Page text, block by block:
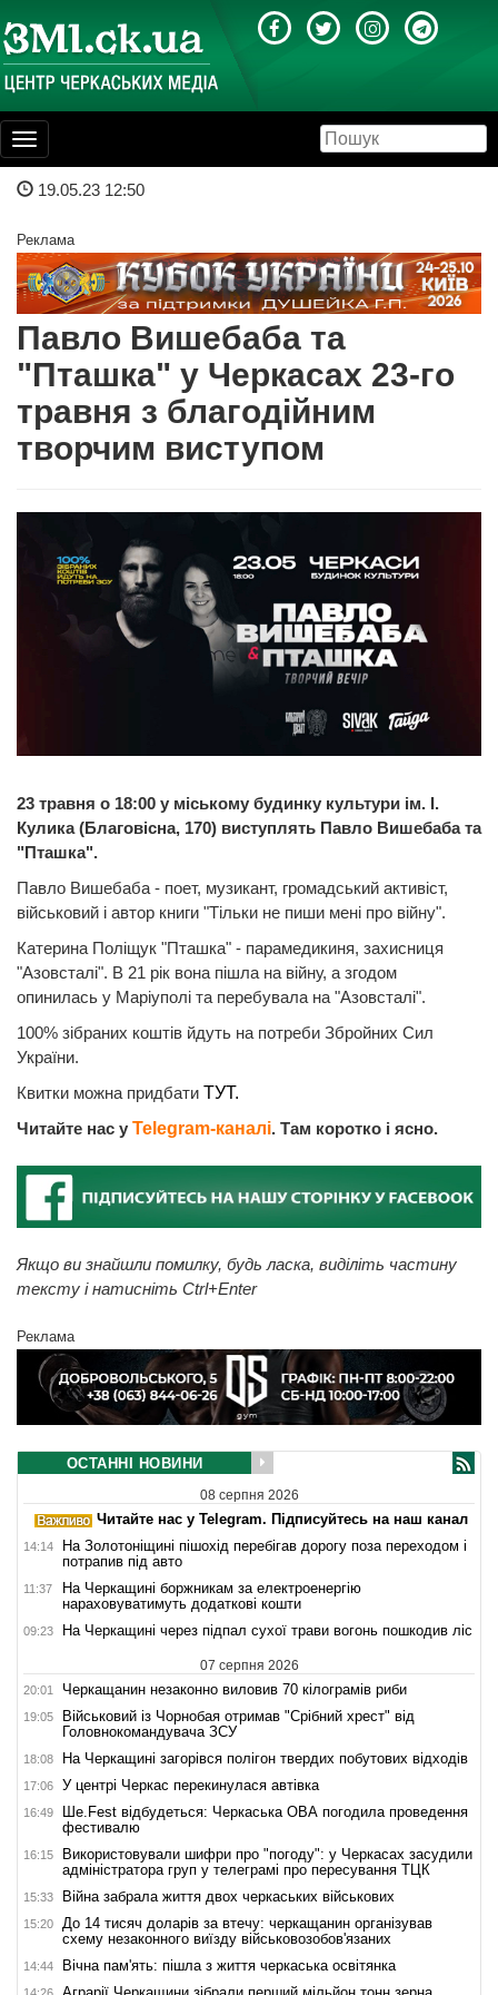
Toggle
navigation
19.05.23 12:50
Реклама
Павло Вишебаба та
"Пташка" у Черкасах 23-го
травня з благодійним
творчим виступом
23 травня о 18:00 у міському будинку культури ім. І.
Кулика (Благовісна, 170) виступлять Павло Вишебаба та
"Пташка".
Павло Вишебаба - поет, музикант, громадський активіст,
військовий і автор книги "Тільки не пиши мені про війну".
Катерина Поліщук "Пташка" - парамедикиня, захисниця
"Азовсталі". В 21 рік вона пішла на війну, а згодом
опинилась у Маріуполі та перебувала на "Азовсталі".
100% зібраних коштів йдуть на потреби Збройних Сил
України.
Квитки можна придбати ТУТ.
Читайте нас у Telegram-каналі. Там коротко і ясно.
Якщо ви знайшли помилку, будь ласка, виділіть частину
тексту і натисніть Ctrl+Enter
Реклама
ОСТАННІ НОВИНИ
08 серпня 2026
Читайте нас у Telegram. Підписуйтесь на наш канал
14:14
На Золотоніщині пішохід перебігав дорогу поза переходом і
потрапив під авто
11:37
На Черкащині боржникам за електроенергію
нараховуватимуть додаткові кошти
09:23 На Черкащині через підпал сухої трави вогонь пошкодив ліс
07 серпня 2026
20:01 Черкащанин незаконно виловив 70 кілограмів риби
19:05
Військовий із Чорнобая отримав "Срібний хрест" від
Головнокомандувача ЗСУ
18:08 На Черкащині загорівся полігон твердих побутових відходів
17:06 У центрі Черкас перекинулася автівка
16:49
Ше.Fest відбудеться: Черкаська ОВА погодила проведення
фестивалю
16:15
Використовували шифри про "погоду": у Черкасах засудили
адміністратора груп у телеграмі про пересування ТЦК
15:33 Війна забрала життя двох черкаських військових
15:20
До 14 тисяч доларів за втечу: черкащанин організував
схему незаконного виїзду військовозобов'язаних
14:44 Вічна пам'ять: пішла з життя черкаська освітянка